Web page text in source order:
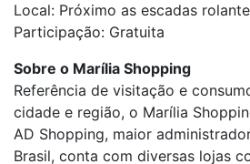
Local: Próximo as escadas
Participação: Gratuita
Sobre o Marília Shopping
Referência de visitação e
cidade e região, o Marília
AD Shopping, maior
Brasil, conta com diversas lojas